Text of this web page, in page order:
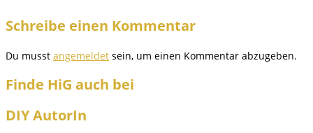
Schreibe einen Kommentar
Du musst angemeldet sein, um einen Kommentar abzugeben.
Finde HiG auch bei
DIY AutorIn